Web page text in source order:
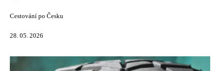
Cestování po Česku
28. 05. 2026